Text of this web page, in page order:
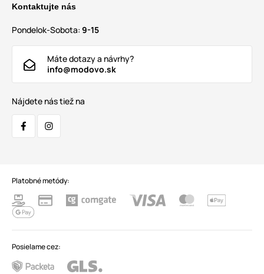
Kontaktujte nás
Pondelok-Sobota: 9-15
Máte dotazy a návrhy?
info@modovo.sk
Nájdete nás tiež na
Platobné metódy:
Posielame cez: